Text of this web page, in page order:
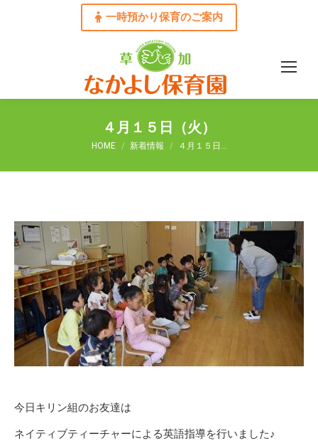
一時預かり保育のご案内
４月１５日（火）
You are here:
HOME 新着情報 ４月１５日…
今日キリン組のお友達は
ネイティブティーチャーによる英語指導を行いました♪